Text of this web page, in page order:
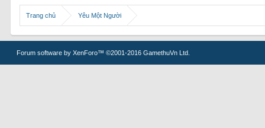
Trang chủ Yêu Một Người
Forum software by XenForo™©2001-2016 GamethuVn Ltd.